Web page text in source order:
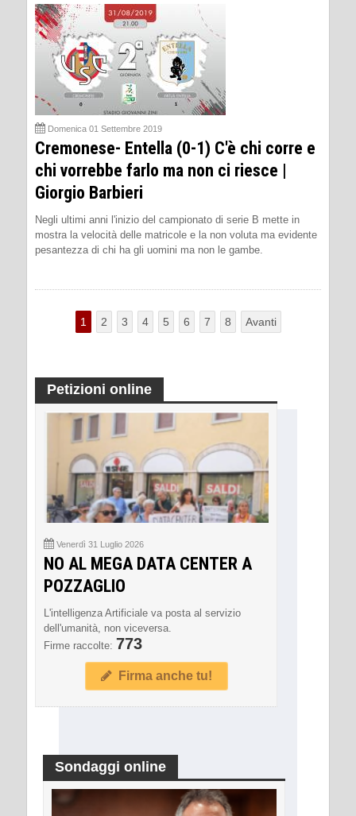
Domenica 01 Settembre 2019
Cremonese- Entella (0-1) C'è chi corre e
chi vorrebbe farlo ma non ci riesce |
Giorgio Barbieri
Negli ultimi anni l'inizio del campionato di serie B mette in
mostra la velocità delle matricole e la non voluta ma evidente
pesantezza di chi ha gli uomini ma non le gambe.
1 2 3 4 5 6 7 8 Avanti
Petizioni online
Venerdì 31 Luglio 2026
NO AL MEGA DATA CENTER A
POZZAGLIO
L'intelligenza Artificiale va posta al servizio
dell'umanità, non viceversa.
Firme raccolte: 773
Firma anche tu!
Sondaggi online